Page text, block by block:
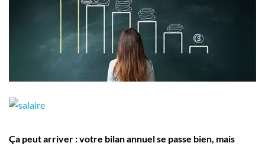
Employeurs
Publiez une offre d'emploi
Ça peut arriver : votre bilan annuel se passe bien, mais